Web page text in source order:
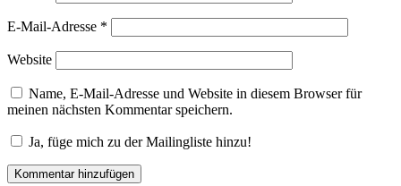
E-Mail-Adresse *
Website
Name, E-Mail-Adresse und Website in diesem Browser für
meinen nächsten Kommentar speichern.
Ja, füge mich zu der Mailingliste hinzu!